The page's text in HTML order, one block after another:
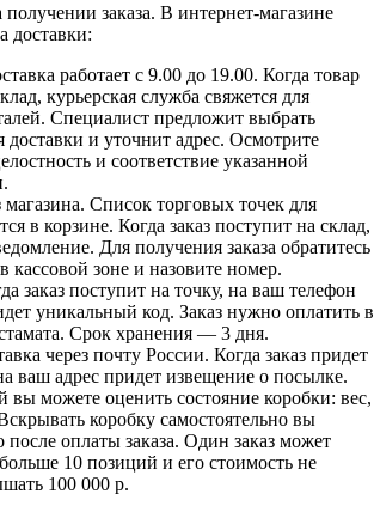
заказа. В интернет-магазине
доставки:
работает с 9.00 до 19.00. Когда товар
курьерская служба свяжется для
Специалист предложит выбрать
доставки и уточнит адрес. Осмотрите
и соответствие указанной
Список торговых точек для
в корзине. Когда заказ поступит на склад,
Для получения заказа обратитесь
кассовой зоне и назовите номер.
заказ поступит на точку, на ваш телефон
уникальный код. Заказ нужно оплатить в
Срок хранения — 3 дня.
через почту России. Когда заказ придет
ваш адрес придет извещение о посылке.
вы можете оценить состояние коробки: вес,
коробку самостоятельно вы
после оплаты заказа. Один заказ может
10 позиций и его стоимость не
100 000 р.